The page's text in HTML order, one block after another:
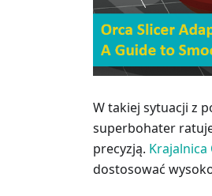
W takiej sytuacji z
superbohater
precyzją. Krajalnica
dostosować